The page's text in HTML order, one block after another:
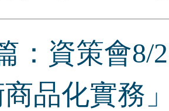
：資策會
品化實務